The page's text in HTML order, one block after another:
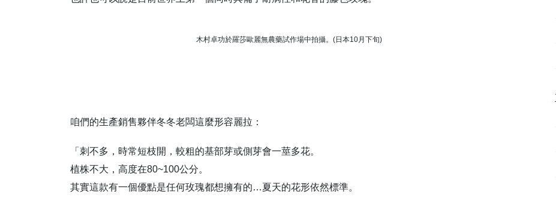
木村卓功於羅莎歐麗無農藥試作場中拍攝。(日本10月下旬)
咱們的生產銷售夥伴冬冬老闆這麼形容麗拉：
「刺不多，時常短枝開，較粗的基部芽或側芽會一莖多花。
植株不大，高度在80~100公分。
其實這款有一個優點是任何玫瑰都想擁有的…夏天的花形依然標準。